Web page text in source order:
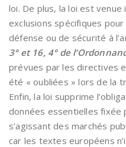
loi. De plus, la loi est
exclusions spécifiques
défense ou de sécurité à
3° et 16, 4° de
prévues par les directives
été « oubliées » lors de la
Enfin, la loi supprime
données essentielles fixée
s’agissant des marchés
car les textes européens